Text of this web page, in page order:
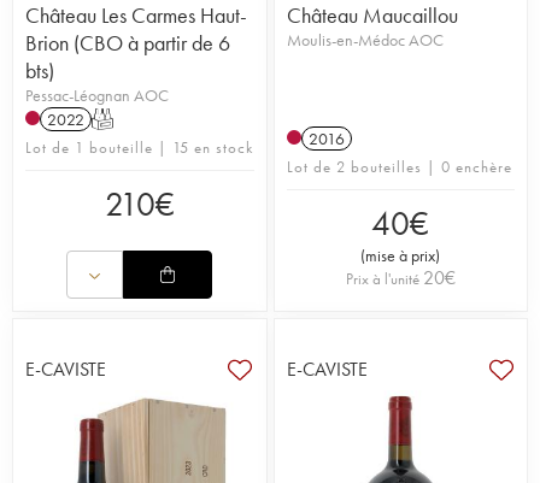
Château Les Carmes Haut-
Brion (CBO à partir de 6
bts)
Pessac-Léognan AOC
2022 T
Lot de 1 bouteille | 15 en stock
210€
Château Maucaillou
Moulis-en-Médoc AOC
2016
Lot de 2 bouteilles | 0 enchère
40€
(mise à prix)
Prix à l'unité 20€
E-CAVISTE E-CAVISTE